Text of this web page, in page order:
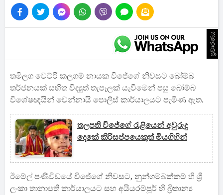
ප්‍රචාරණය
තමිලග වෙට්රි කලගම් නායක විජේගේ නිවසට බෝම්බ
තර්ජනයක් සහිත විද්‍යුත් තැපෑලක් යැවීමෙන් පසු බෝම්බ
විශේෂඥයින් චෙන්නායි පොලිස් කාර්යාලයට පැමිණ ඇත.
තලපති විජේගේ රැළියෙන් අවුරුදු
දෙකේ කිරිසප්පයෙකුත් මියගිහින්
ඊමේල් පණිවිඩයේ විජේගේ නිවසට, නුන්ගම්බක්කම් හි ශ්‍රී
ලංකා තානාපති කාර්යාලයට සහ අයියරම්පූර් හි බ්‍රිතාන්‍ය